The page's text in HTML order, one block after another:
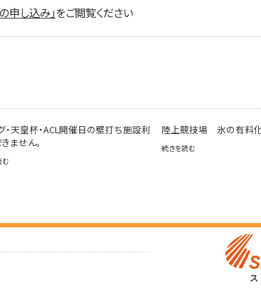
申し込み」をご閲覧ください
・天皇杯・ACL開催日の壁打ち施設利
ません。
む
陸上競技場 氷の有料
続きを読む